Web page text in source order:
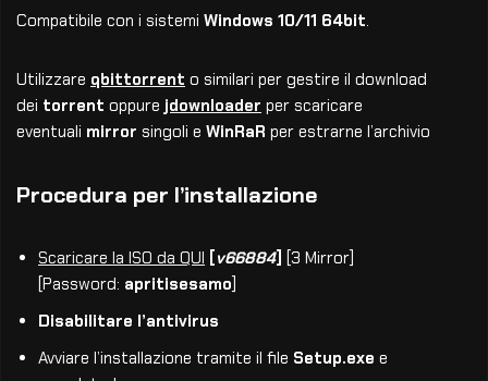
Compatibile con i sistemi Windows 10/11 64bit.
Utilizzare qbittorrent o similari per gestire il download
dei torrent oppure jdownloader per scaricare
eventuali mirror singoli e WinRaR per estrarne l’archivio
Procedura per l’installazione
Scaricare la ISO da QUI [v66884] [3 Mirror]
[Password: apritisesamo]
Disabilitare l’antivirus
Avviare l’installazione tramite il file Setup.exe e